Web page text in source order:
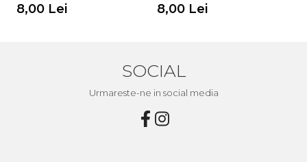
8,00 Lei 8,00 Lei
SOCIAL
Urmareste-ne in social media